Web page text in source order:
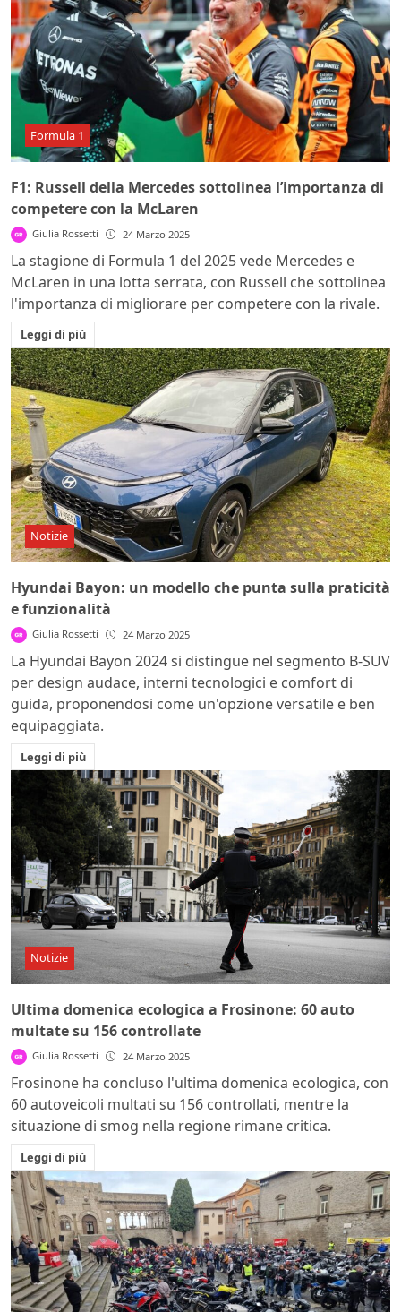
Formula 1
F1: Russell della Mercedes sottolinea l’importanza di
competere con la McLaren
Giulia Rossetti 24 Marzo 2025
La stagione di Formula 1 del 2025 vede Mercedes e
McLaren in una lotta serrata, con Russell che sottolinea
l'importanza di migliorare per competere con la rivale.
Leggi di più
Notizie
Hyundai Bayon: un modello che punta sulla praticità
e funzionalità
Giulia Rossetti 24 Marzo 2025
La Hyundai Bayon 2024 si distingue nel segmento B-SUV
per design audace, interni tecnologici e comfort di
guida, proponendosi come un'opzione versatile e ben
equipaggiata.
Leggi di più
Notizie
Ultima domenica ecologica a Frosinone: 60 auto
multate su 156 controllate
Giulia Rossetti 24 Marzo 2025
Frosinone ha concluso l'ultima domenica ecologica, con
60 autoveicoli multati su 156 controllati, mentre la
situazione di smog nella regione rimane critica.
Leggi di più